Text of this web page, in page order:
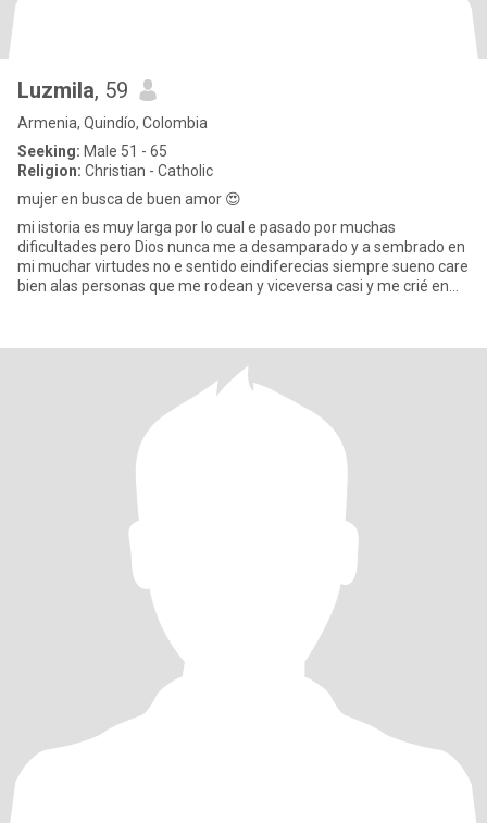
Luzmila, 59
Armenia, Quindío, Colombia
Seeking: Male 51 - 65
Religion: Christian - Catholic
mujer en busca de buen amor 😍
mi istoria es muy larga por lo cual e pasado por muchas
dificultades pero Dios nunca me a desamparado y a sembrado en
mi muchar virtudes no e sentido eindiferecias siempre sueno care
bien alas personas que me rodean y viceversa casi y me crié en